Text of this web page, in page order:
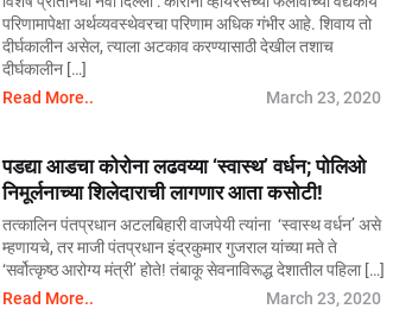
परिणामापेक्षा अर्थव्यवस्थेवरचा परिणाम अधिक गंभीर आहे. शिवाय तो
दीर्घकालीन असेल, त्याला अटकाव करण्यासाठी देखील तशाच
दीर्घकालीन […]
Read More..
March 23, 2020
पडद्या आडचा कोरोना लढवय्या ‘स्वास्थ’ वर्धन; पोलिओ
निमूर्लनाच्या शिलेदाराची लागणार आता कसोटी!
तत्कालिन पंतप्रधान अटलबिहारी वाजपेयी त्यांना ‘स्वास्थ वर्धन’ असे
म्हणायचे, तर माजी पंतप्रधान इंद्रकुमार गुजराल यांच्या मते ते
‘सर्वोत्कृष्ठ आरोग्य मंत्री’ होते! तंबाकू सेवनाविरूद्ध देशातील पहिला […]
Read More..
March 23, 2020